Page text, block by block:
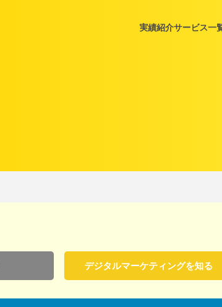
実績紹介サービス一
デジタルマーケティングを知る